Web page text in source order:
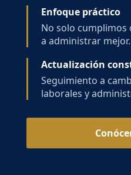
Enfoque práctico
No solo cumplimos
a administrar mejor.
Actualización
Seguimiento a
laborales y